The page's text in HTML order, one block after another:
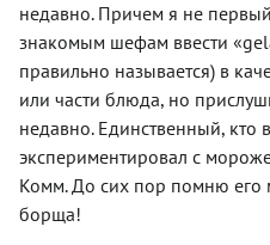
недавно. Причем я не
знакомым шефам ввести
правильно называется) в
или части блюда, но
недавно. Единственный, кто
экспериментировал с
Комм. До сих пор помню его
борща!